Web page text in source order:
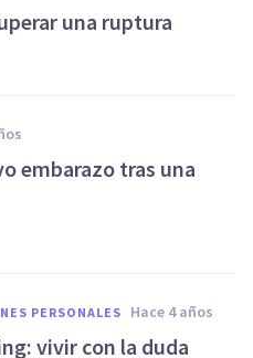
una ruptura
embarazo tras una
PERSONALES hace 4 años
vivir con la duda